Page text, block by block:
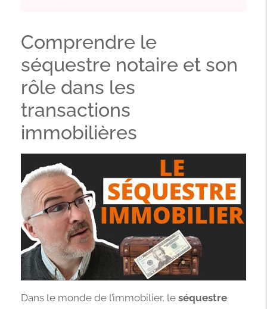
Comprendre le
séquestre notaire et son
rôle dans les
transactions
immobilières
Dans le monde de l’immobilier, le séquestre